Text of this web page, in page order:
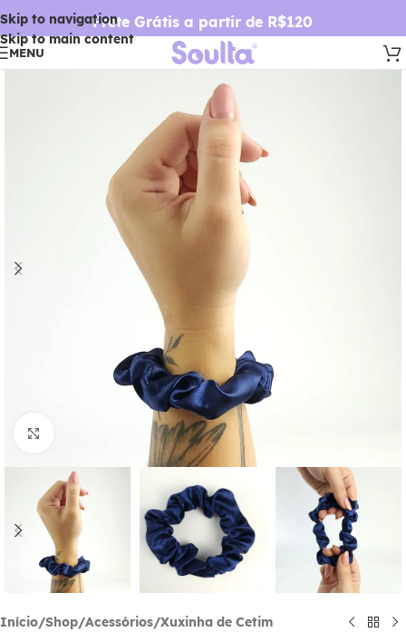
Skip to navigation
Skip to main content
Frete Grátis a partir de R$120
MENU
Início/Shop/Acessórios/Xuxinha de Cetim